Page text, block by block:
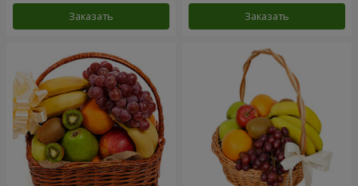
Заказать Заказать